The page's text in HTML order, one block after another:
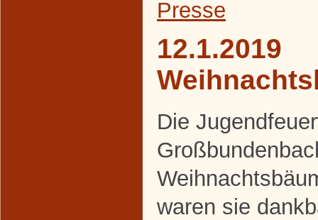
Presse
12.1.2019
Die
waren sie